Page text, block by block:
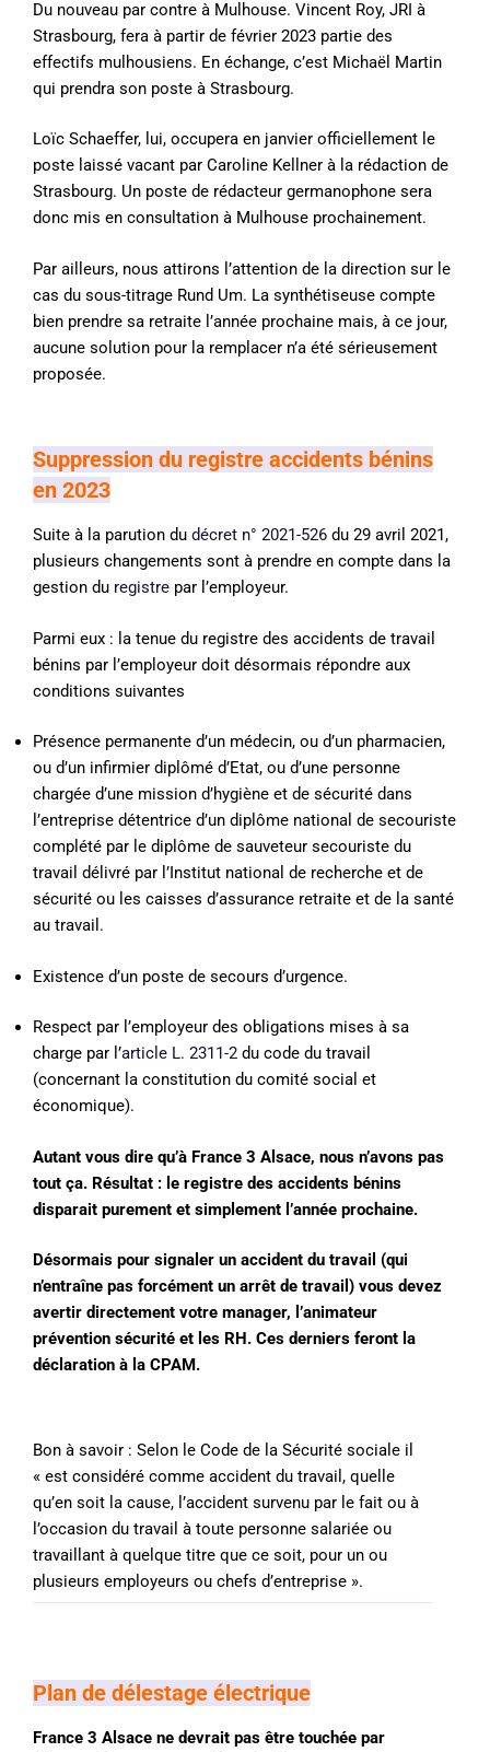
Du nouveau par contre à Mulhouse. Vincent Roy, JRI à
Strasbourg, fera à partir de février 2023 partie des
effectifs mulhousiens. En échange, c’est Michaël Martin
qui prendra son poste à Strasbourg.
Loïc Schaeffer, lui, occupera en janvier officiellement le
poste laissé vacant par Caroline Kellner à la rédaction de
Strasbourg. Un poste de rédacteur germanophone sera
donc mis en consultation à Mulhouse prochainement.
Par ailleurs, nous attirons l’attention de la direction sur le
cas du sous-titrage Rund Um. La synthétiseuse compte
bien prendre sa retraite l’année prochaine mais, à ce jour,
aucune solution pour la remplacer n’a été sérieusement
proposée.
Suppression du registre accidents bénins
en 2023
Suite à la parution du décret n° 2021-526 du 29 avril 2021,
plusieurs changements sont à prendre en compte dans la
gestion du registre par l’employeur.
Parmi eux : la tenue du registre des accidents de travail
bénins par l’employeur doit désormais répondre aux
conditions suivantes
Présence permanente d’un médecin, ou d’un pharmacien,
ou d’un infirmier diplômé d’Etat, ou d’une personne
chargée d’une mission d’hygiène et de sécurité dans
l’entreprise détentrice d’un diplôme national de secouriste
complété par le diplôme de sauveteur secouriste du
travail délivré par l’Institut national de recherche et de
sécurité ou les caisses d’assurance retraite et de la santé
au travail.
Existence d’un poste de secours d’urgence.
Respect par l’employeur des obligations mises à sa
charge par l’article L. 2311-2 du code du travail
(concernant la constitution du comité social et
économique).
Autant vous dire qu’à France 3 Alsace, nous n’avons pas
tout ça. Résultat : le registre des accidents bénins
disparait purement et simplement l’année prochaine.
Désormais pour signaler un accident du travail (qui
n’entraîne pas forcément un arrêt de travail) vous devez
avertir directement votre manager, l’animateur
prévention sécurité et les RH. Ces derniers feront la
déclaration à la CPAM.
Bon à savoir : Selon le Code de la Sécurité sociale il
« est considéré comme accident du travail, quelle
qu’en soit la cause, l’accident survenu par le fait ou à
l’occasion du travail à toute personne salariée ou
travaillant à quelque titre que ce soit, pour un ou
plusieurs employeurs ou chefs d’entreprise ».
Plan de délestage électrique
France 3 Alsace ne devrait pas être touchée par